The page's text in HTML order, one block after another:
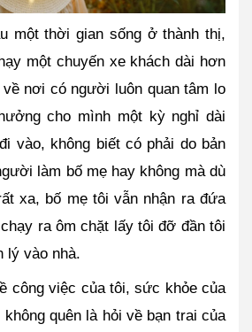
một thời gian sống ở thành thị,
một chuyến xe khách dài hơn
nơi có người luôn quan tâm lo
cho mình một kỳ nghỉ dài
vào, không biết có phải do bản
làm bố mẹ hay không mà dù
xa, bố mẹ tôi vẫn nhận ra đứa
ra ôm chặt lấy tôi đỡ đần tôi
lý vào nhà.
công việc của tôi, sức khỏe của
quên là hỏi về bạn trai của